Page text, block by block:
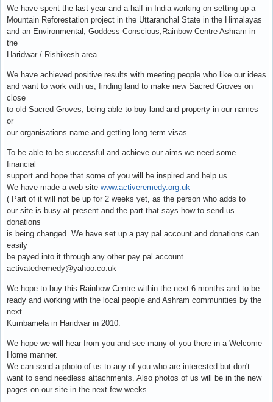
We have spent the last year and a half in India working on setting up a
Mountain Reforestation project in the Uttaranchal State in the Himalayas
and an Environmental, Goddess Conscious,Rainbow Centre Ashram in
the
Haridwar / Rishikesh area.
We have achieved positive results with meeting people who like our ideas
and want to work with us, finding land to make new Sacred Groves on
close
to old Sacred Groves, being able to buy land and property in our names
or
our organisations name and getting long term visas.
To be able to be successful and achieve our aims we need some
financial
support and hope that some of you will be inspired and help us.
We have made a web site www.activeremedy.org.uk
( Part of it will not be up for 2 weeks yet, as the person who adds to
our site is busy at present and the part that says how to send us
donations
is being changed. We have set up a pay pal account and donations can
easily
be payed into it through any other pay pal account
activatedremedy@yahoo.co.uk
We hope to buy this Rainbow Centre within the next 6 months and to be
ready and working with the local people and Ashram communities by the
next
Kumbamela in Haridwar in 2010.
We hope we will hear from you and see many of you there in a Welcome
Home manner.
We can send a photo of us to any of you who are interested but don't
want to send needless attachments. Also photos of us will be in the new
pages on our site in the next few weeks.